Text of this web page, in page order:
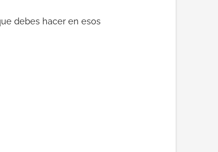
debes hacer en esos